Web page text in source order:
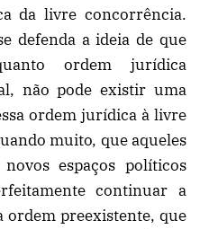
da livre concorrência.
defenda a ideia de que
ordem jurídica
não pode existir uma
ordem jurídica à livre
muito, que aqueles
espaços políticos
continuar a
ordem preexistente, que